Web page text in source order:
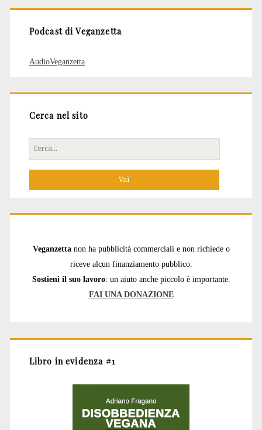
Podcast di Veganzetta
AudioVeganzetta
Cerca nel sito
Cerca
per:
Veganzetta non ha pubblicità commerciali e non richiede o
riceve alcun finanziamento pubblico.
Sostieni il suo lavoro: un aiuto anche piccolo è importante.
FAI UNA DONAZIONE
Libro in evidenza #1